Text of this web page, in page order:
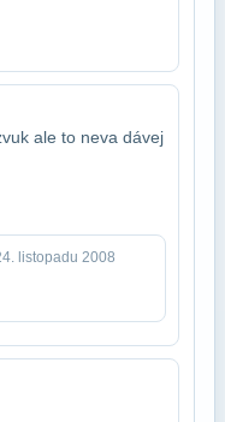
ale to neva dávej
listopadu 2008